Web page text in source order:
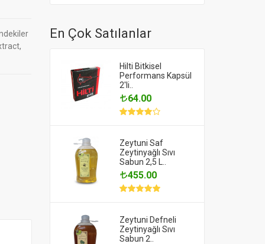
En Çok Satılanlar
Hilti Bitkisel
Performans Kapsül
2'li..
64.00
Zeytuni Saf
Zeytinyağlı Sıvı
Sabun 2,5 L..
455.00
Zeytuni Defneli
Zeytinyağlı Sıvı
Sabun 2..